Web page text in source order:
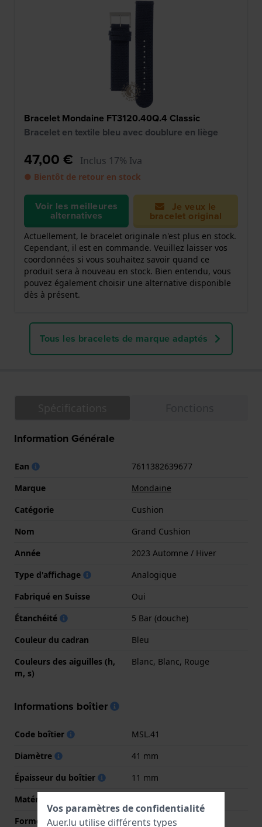
Bracelet Mondaine FT3120.40Q.4 Classic
Bracelet en textile bleu avec doublure en liège
47,00 € Inclus 17% Iva
● Bientôt de retour en stock
Voir les meilleures
alternatives
Je veux le
bracelet original
Actuellement, le bracelet originale n'est plus en stock.
Cependant, il est en commande. Veuillez laisser vos
coordonnées si vous souhaitez savoir quand ce
produit sera à nouveau en stock. Bien entendu, vous
pouvez également choisir une alternative disponible
dès à présent.
Tous les bracelets de marque adaptés
Information Générale
Ean
7611382639677
Marque
Mondaine
Catégorie
Cushion
Nom
Grand Cushion
Année
2023 Automne / Hiver
Type d'affichage
Analogique
Fabriqué en Suisse
Oui
Étanchéité
5 Bar (douche)
Couleur du cadran
Bleu
Couleurs des aiguilles (h,
m, s)
Blanc, Blanc, Rouge
Informations boîtier
Code boîtier
MSL.41
Diamètre
41 mm
Épaisseur du boîtier
11 mm
Matériel du boîtier
Forme du boîtier
Coussin
Vos paramètres de confidentialité
Auer.lu utilise différents types